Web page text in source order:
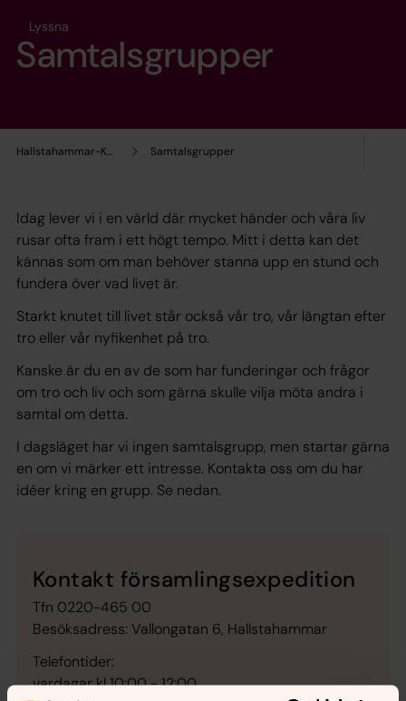
Hallstahammar-Kolbäcks församling Samtalsgrupper
Lyssna
Samtalsgrupper
Idag lever vi i en värld där mycket händer och våra liv
rusar ofta fram i ett högt tempo. Mitt i detta kan det
kännas som om man behöver stanna upp en stund och
fundera över vad livet är.
Starkt knutet till livet står också vår tro, vår längtan efter
tro eller vår nyfikenhet på tro.
Kanske är du en av de som har funderingar och frågor
om tro och liv och som gärna skulle vilja möta andra i
samtal om detta.
I dagsläget har vi ingen samtalsgrupp, men startar gärna
en om vi märker ett intresse. Kontakta oss om du har
idéer kring en grupp. Se nedan.
Kontakt församlingsexpedition
Tfn 0220-465 00
Besöksadress: Vallongatan 6, Hallstahammar
Telefontider:
vardagar kl 10:00 - 12:00